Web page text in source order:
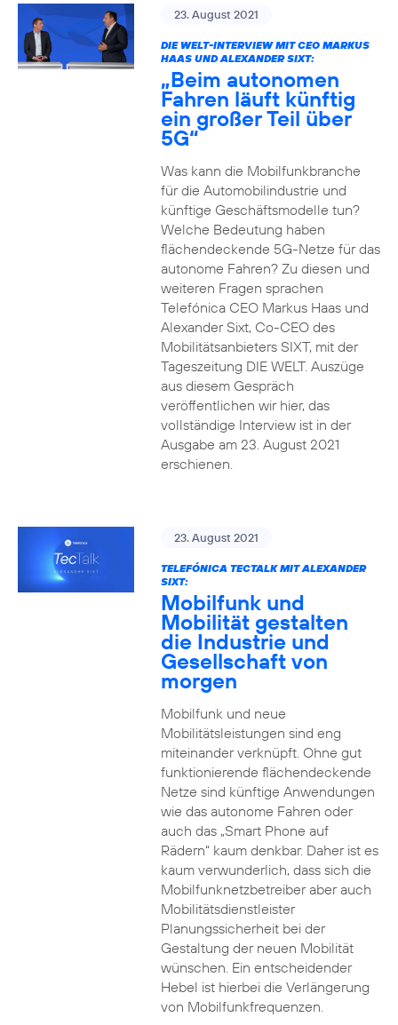
23. August 2021
DIE WELT-INTERVIEW MIT CEO MARKUS
HAAS UND ALEXANDER SIXT:
„Beim autonomen
Fahren läuft künftig
ein großer Teil über
5G“
Was kann die Mobilfunkbranche
für die Automobilindustrie und
künftige Geschäftsmodelle tun?
Welche Bedeutung haben
flächendeckende 5G-Netze für das
autonome Fahren? Zu diesen und
weiteren Fragen sprachen
Telefónica CEO Markus Haas und
Alexander Sixt, Co-CEO des
Mobilitätsanbieters SIXT, mit der
Tageszeitung DIE WELT. Auszüge
aus diesem Gespräch
veröffentlichen wir hier, das
vollständige Interview ist in der
Ausgabe am 23. August 2021
erschienen.
23. August 2021
TELEFÓNICA TECTALK MIT ALEXANDER
SIXT:
Mobilfunk und
Mobilität gestalten
die Industrie und
Gesellschaft von
morgen
Mobilfunk und neue
Mobilitätsleistungen sind eng
miteinander verknüpft. Ohne gut
funktionierende flächendeckende
Netze sind künftige Anwendungen
wie das autonome Fahren oder
auch das „Smart Phone auf
Rädern“ kaum denkbar. Daher ist es
kaum verwunderlich, dass sich die
Mobilfunknetzbetreiber aber auch
Mobilitätsdienstleister
Planungssicherheit bei der
Gestaltung der neuen Mobilität
wünschen. Ein entscheidender
Hebel ist hierbei die Verlängerung
von Mobilfunkfrequenzen.